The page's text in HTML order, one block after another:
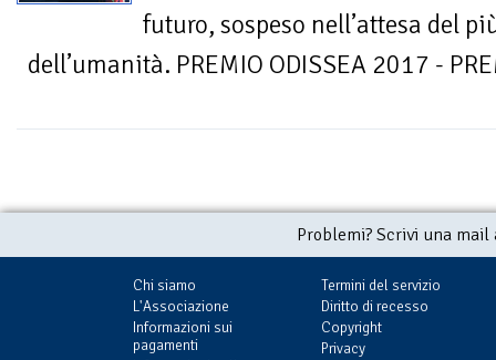
futuro, sospeso nell’attesa del
dell’umanità. PREMIO ODISSEA 2017 -
Problemi? Scrivi una
Chi siamo
L'Associazione
Informazioni sui
pagamenti
Termini del servizio
Diritto di recesso
Copyright
Privacy